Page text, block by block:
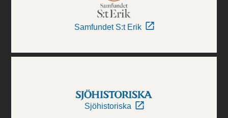
Samfundet S:t Erik
Sjöhistoriska